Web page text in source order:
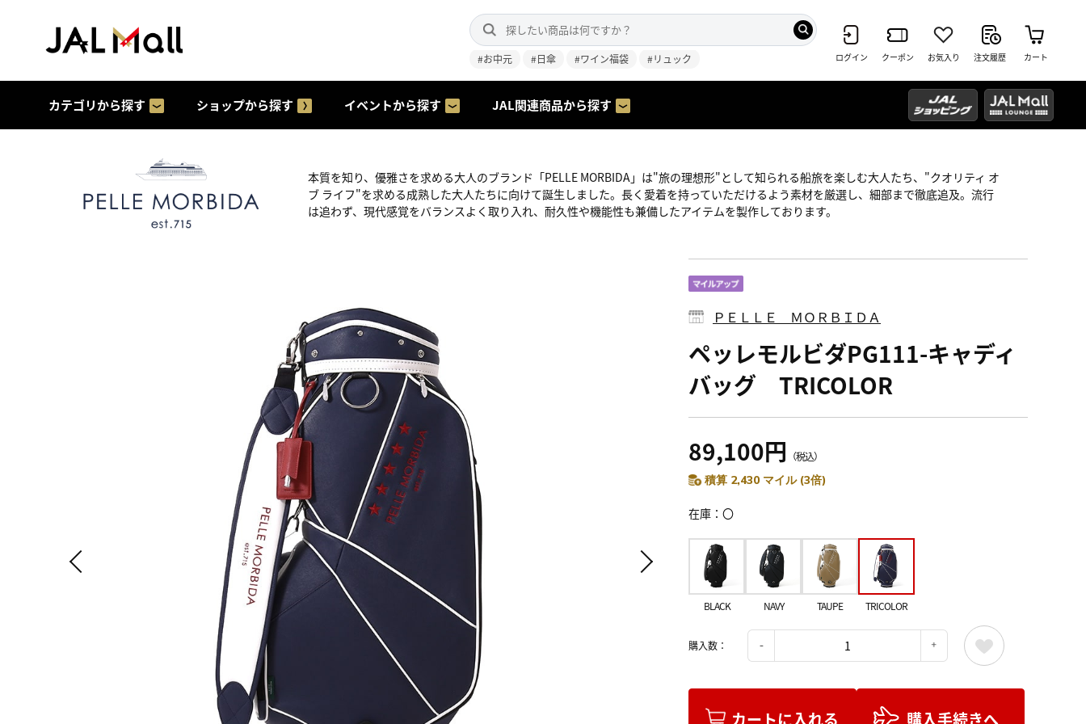
#お中元 #日傘 #ワイン福袋 #リュック ログイン クーポン お気入り 注文履歴 カート
カテゴリから探す ショップから探す イベントから探す JAL関連商品から探す
本質を知り、優雅さを求める大人のブランド「PELLE MORBIDA」は"旅の理想形"として知られる船旅を楽しむ大人たち、"クオリティ オ
ブ ライフ"を求める成熟した大人たちに向けて誕生しました。長く愛着を持っていただけるよう素材を厳選し、細部まで徹底追及。流行
は追わず、現代感覚をバランスよく取り入れ、耐久性や機能性も兼備したアイテムを製作しております。
ＰＥＬＬＥ ＭＯＲＢＩＤＡ
ペッレモルビダPG111-キャディ
バッグ TRICOLOR
89,100円 （税込）
積算 2,430 マイル (3倍)
在庫 〇
BLACK NAVY TAUPE TRICOLOR
購入数：
カートに入れる 購入手続きへ